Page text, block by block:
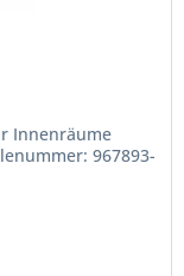
Innenräume
967893-